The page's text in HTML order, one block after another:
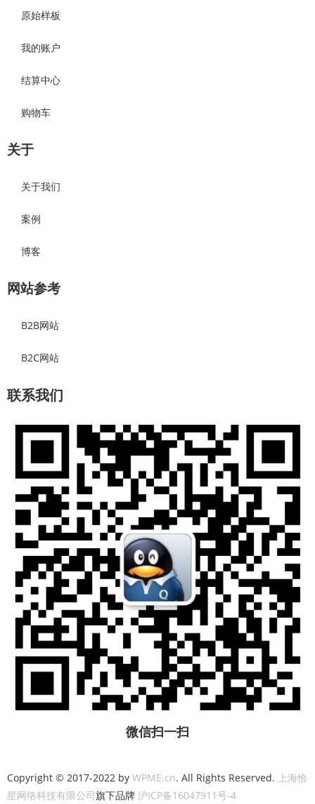
原始样板
我的账户
结算中心
购物车
关于
关于我们
案例
博客
网站参考
B2B网站
B2C网站
联系我们
微信扫一扫
Copyright © 2017-2022 by WPME.cn. All Rights Reserved. 上海恰
星网络科技有限公司旗下品牌 沪ICP备16047911号-4